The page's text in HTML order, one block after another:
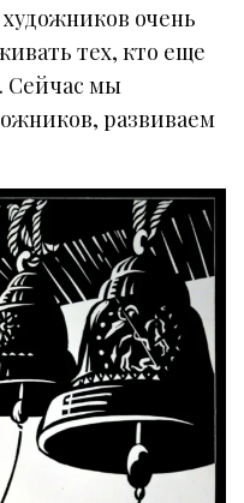
очень
тех, кто еще
Сейчас мы
развиваем